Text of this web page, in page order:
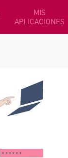
MIS
APLICACIONES